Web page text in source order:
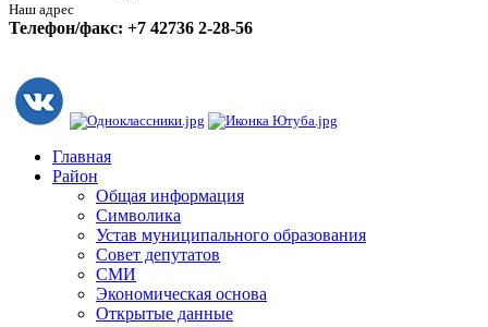
Наш адрес
Телефон/факс: +7 42736 2-28-56
Главная
Район
Общая информация
Символика
Устав муниципального образования
Совет депутатов
СМИ
Экономическая основа
Открытые данные